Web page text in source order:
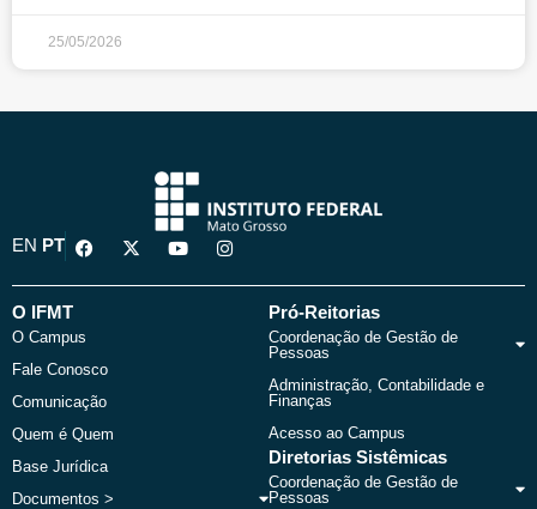
25/05/2026
EN PT
F
a
e
o
k
X
-
w
Y
o
t
I
n
t
O IFMT
O Campus
Fale Conosco
Comunicação
Quem é Quem
Base Jurídica
Documentos >
Pró-Reitorias
Coordenação de Gestão de
Pessoas
Administração, Contabilidade e
Finanças
Acesso ao Campus
Diretorias Sistêmicas
Coordenação de Gestão de
Pessoas